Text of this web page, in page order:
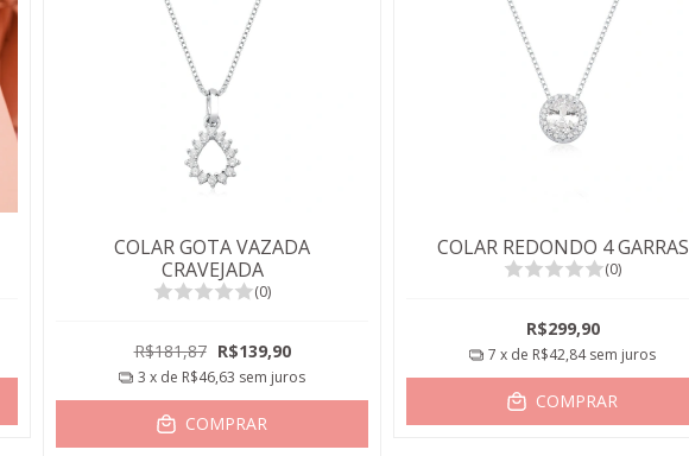
COLAR GOTA VAZADA
CRAVEJADA
(0)
R$181,87 R$139,90
3 x de R$46,63 sem juros
COMPRAR
COLAR REDONDO 4 GARRAS
(0)
R$299,90
7 x de R$42,84 sem juros
COMPRAR